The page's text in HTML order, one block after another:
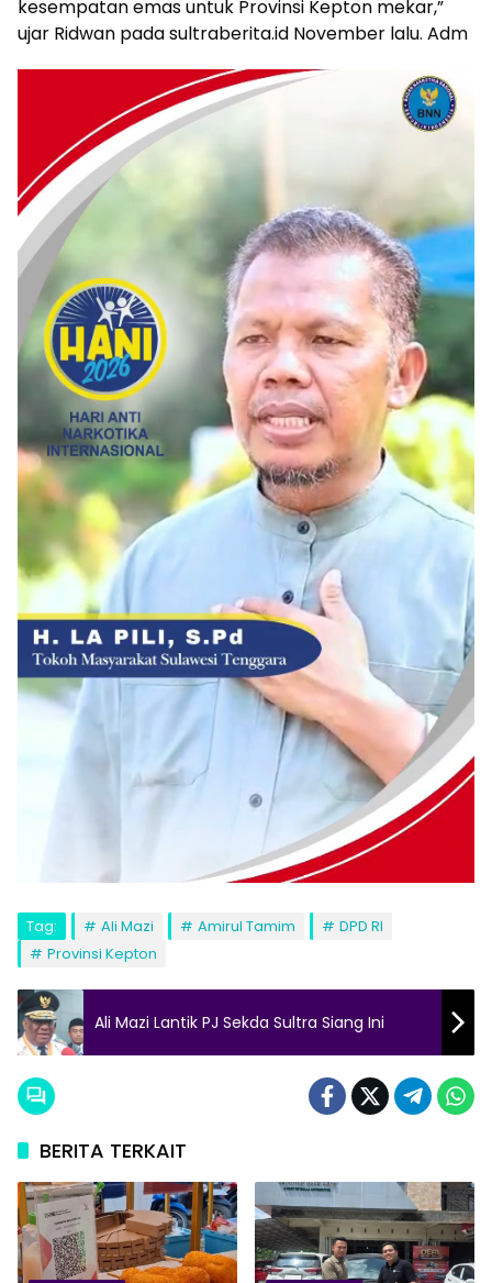
kesempatan emas untuk Provinsi Kepton mekar,”
ujar Ridwan pada sultraberita.id November lalu. Adm
Tag: Ali Mazi Amirul Tamim
DPD RI
Provinsi Kepton
Ali Mazi Lantik PJ Sekda Sultra Siang Ini
BERITA TERKAIT